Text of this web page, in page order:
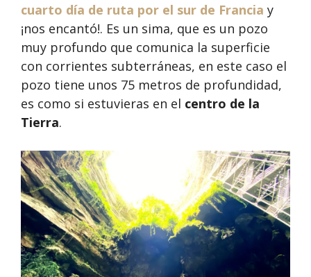
cuarto día de ruta por el sur de Francia y
¡nos encantó!. Es un sima, que es un pozo
muy profundo que comunica la superficie
con corrientes subterráneas, en este caso el
pozo tiene unos 75 metros de profundidad,
es como si estuvieras en el centro de la
Tierra.